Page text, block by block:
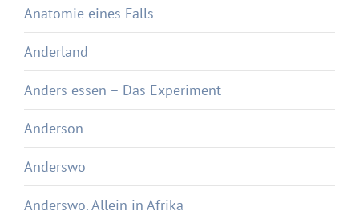
Anatomie eines Falls
Anderland
Anders essen – Das Experiment
Anderson
Anderswo
Anderswo. Allein in Afrika